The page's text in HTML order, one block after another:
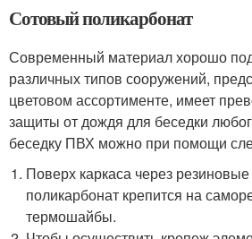
Сотовый поликарбонат
Современный материал хорошо
различных типов сооружений,
цветовом ассортименте, имеет
защиты от дождя для беседки
беседку ПВХ можно при помощи
Поверх каркаса через
поликарбонат крепится на
термошайбы.